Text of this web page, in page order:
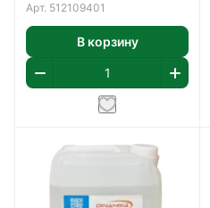
Арт. 512109401
В корзину